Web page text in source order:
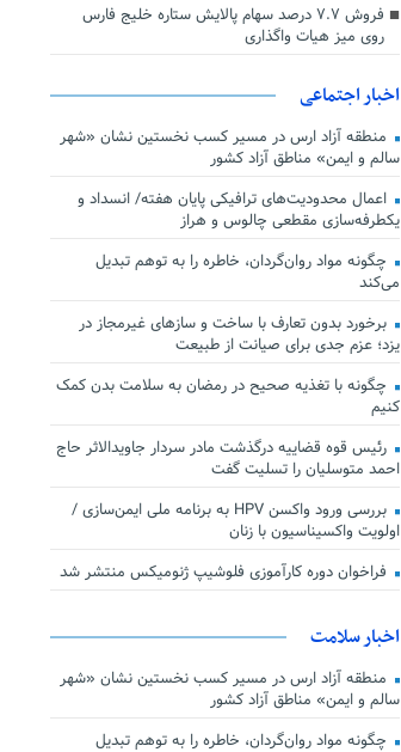
فروش ۷.۷ درصد سهام پالایش ستاره خلیج فارس
روی میز هیات واگذاری
اخبار اجتماعی
منطقه آزاد ارس در مسیر کسب نخستین نشان «شهر
سالم و ایمن» مناطق آزاد کشور
اعمال محدودیت‌های ترافیکی پایان هفته/ انسداد و
یکطرفه‌سازی مقطعی چالوس و هراز
چگونه مواد روان‌گردان، خاطره را به توهم تبدیل
می‌کند
برخورد بدون تعارف با ساخت‌ و سازهای غیرمجاز در
یزد؛ عزم جدی برای صیانت از طبیعت
چگونه با تغذیه صحیح در رمضان به سلامت بدن کمک
کنیم
رئیس قوه قضاییه درگذشت مادر سردار جاویدالاثر حاج
احمد متوسلیان را تسلیت گفت
بررسی ورود واکسن HPV به برنامه ملی ایمن‌سازی /
اولویت واکسیناسیون با زنان
فراخوان دوره کارآموزی فلوشیپ ژنومیکس منتشر شد
اخبار سلامت
منطقه آزاد ارس در مسیر کسب نخستین نشان «شهر
سالم و ایمن» مناطق آزاد کشور
چگونه مواد روان‌گردان، خاطره را به توهم تبدیل